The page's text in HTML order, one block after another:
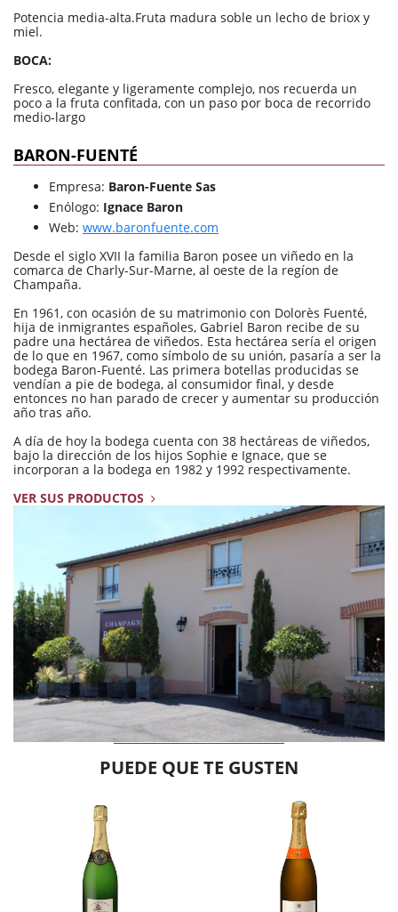
Potencia media-alta.Fruta madura soble un lecho de briox y
miel.
BOCA:
Fresco, elegante y ligeramente complejo, nos recuerda un
poco a la fruta confitada, con un paso por boca de recorrido
medio-largo
BARON-FUENTÉ
Empresa: Baron-Fuente Sas
Enólogo: Ignace Baron
Web: www.baronfuente.com
Desde el siglo XVII la familia Baron posee un viñedo en la
comarca de Charly-Sur-Marne, al oeste de la regíon de
Champaña.
En 1961, con ocasión de su matrimonio con Dolorès Fuenté,
hija de inmigrantes españoles, Gabriel Baron recibe de su
padre una hectárea de viñedos. Esta hectárea sería el origen
de lo que en 1967, como símbolo de su unión, pasaría a ser la
bodega Baron-Fuenté. Las primera botellas producidas se
vendían a pie de bodega, al consumidor final, y desde
entonces no han parado de crecer y aumentar su producción
año tras año.
A día de hoy la bodega cuenta con 38 hectáreas de viñedos,
bajo la dirección de los hijos Sophie e Ignace, que se
incorporan a la bodega en 1982 y 1992 respectivamente.
VER SUS PRODUCTOS
PUEDE QUE TE GUSTEN